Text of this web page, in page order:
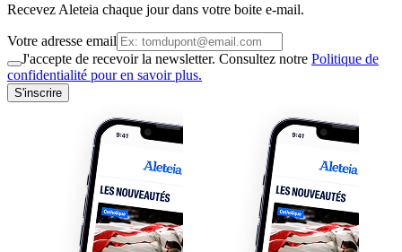
Recevez Aleteia chaque jour dans votre boite e-mail.
Votre adresse email
J'accepte de recevoir la newsletter. Consultez notre Politique de
confidentialité pour en savoir plus.
S'inscrire